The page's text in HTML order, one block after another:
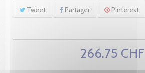
Tweet Partager Pinterest
266.75 CHF